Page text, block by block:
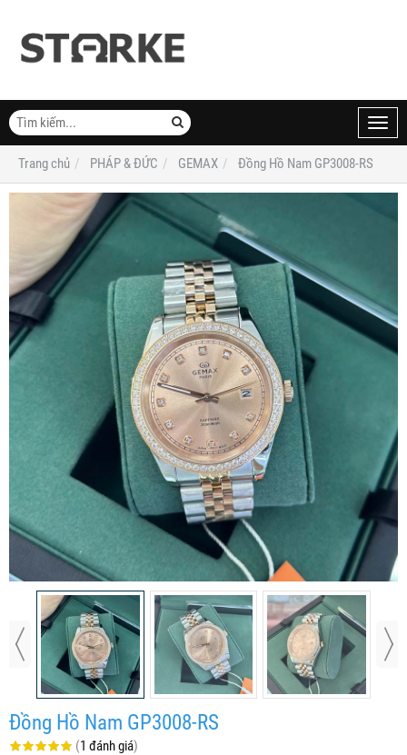
Trang chủ
PHÁP & ĐỨC GEMAX Đồng Hồ Nam GP3008-RS
Đồng Hồ Nam GP3008-RS
(1 đánh giá)